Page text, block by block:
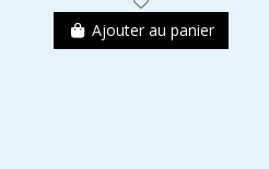
Ajouter au panier